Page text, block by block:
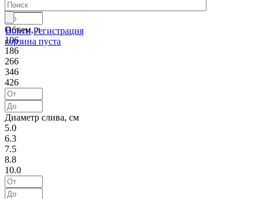
Войти Регистрация
корзина пуста
Объем, л
106
186
266
346
426
Диаметр слива, см
5.0
6.3
7.5
8.8
10.0